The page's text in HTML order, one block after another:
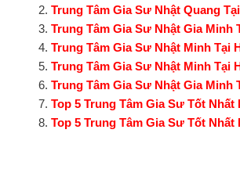
Trung Tâm Gia Sư Nhật Quang
Trung Tâm Gia Sư Nhật Gia Minh
Trung Tâm Gia Sư Nhật Minh Tại
Trung Tâm Gia Sư Nhật Minh Tại
Trung Tâm Gia Sư Nhật Gia Minh
Top 5 Trung Tâm Gia Sư Tốt
Top 5 Trung Tâm Gia Sư Tốt Nhất